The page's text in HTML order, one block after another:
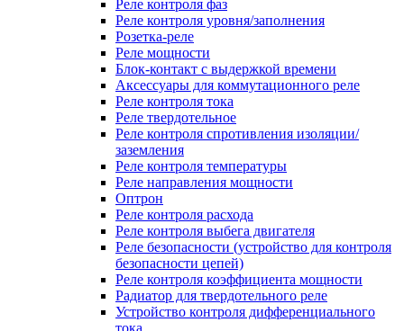
Реле контроля фаз
Реле контроля уровня/заполнения
Розетка-реле
Реле мощности
Блок-контакт с выдержкой времени
Аксессуары для коммутационного реле
Реле контроля тока
Реле твердотельное
Реле контроля спротивления изоляции/
заземления
Реле контроля температуры
Реле направления мощности
Оптрон
Реле контроля расхода
Реле контроля выбега двигателя
Реле безопасности (устройство для контроля
безопасности цепей)
Реле контроля коэффициента мощности
Радиатор для твердотельного реле
Устройство контроля дифференциального
тока